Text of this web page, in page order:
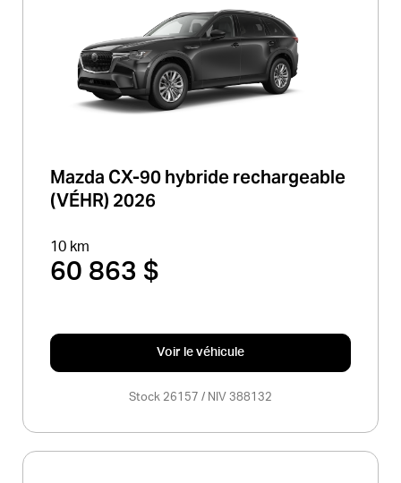
Mazda CX-90 hybride rechargeable
(VÉHR) 2026
10 km
60 863 $
Voir le véhicule
Stock 26157 / NIV 388132